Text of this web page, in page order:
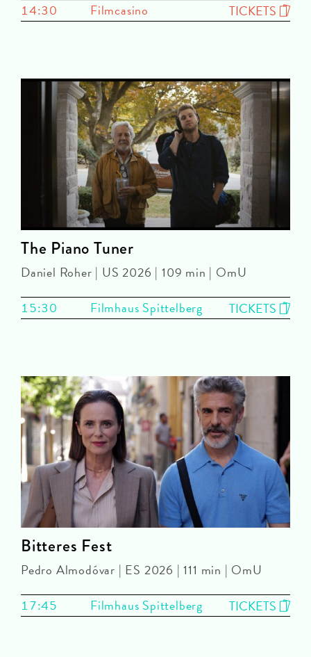
14:30
Filmcasino TICKETS
The Piano Tuner
Daniel Roher | US 2026 | 109 min | OmU
15:30
Filmhaus Spittelberg TICKETS
Bitteres Fest
Pedro Almodóvar | ES 2026 | 111 min | OmU
17:45
Filmhaus Spittelberg TICKETS